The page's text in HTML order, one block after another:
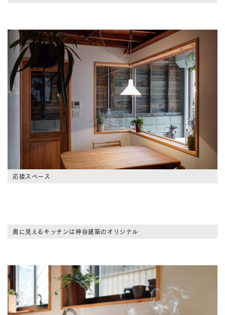
応接スペース
奥に見えるキッチンは神谷建築のオリジナル